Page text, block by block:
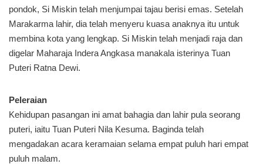
pondok, Si Miskin telah menjumpai tajau berisi emas. Setelah
Marakarma lahir, dia telah menyeru kuasa anaknya itu untuk
membina kota yang lengkap. Si Miskin telah menjadi raja dan
digelar Maharaja Indera Angkasa manakala isterinya Tuan
Puteri Ratna Dewi.
Peleraian
Kehidupan pasangan ini amat bahagia dan lahir pula seorang
puteri, iaitu Tuan Puteri Nila Kesuma. Baginda telah
mengadakan acara keramaian selama empat puluh hari empat
puluh malam.